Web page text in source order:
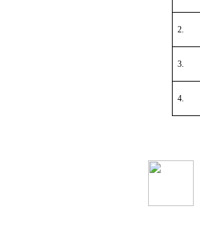
2.
3.
4.